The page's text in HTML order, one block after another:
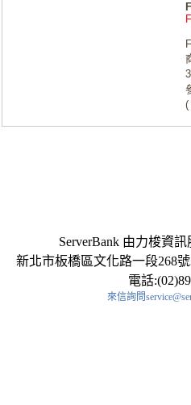
(
ServerBank 由力梭資
新北市板橋區文化路一段268
電話
來信詢問